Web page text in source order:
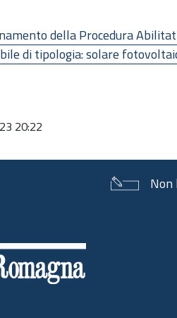
della Procedura
di tipologia: solare
20:22
Non